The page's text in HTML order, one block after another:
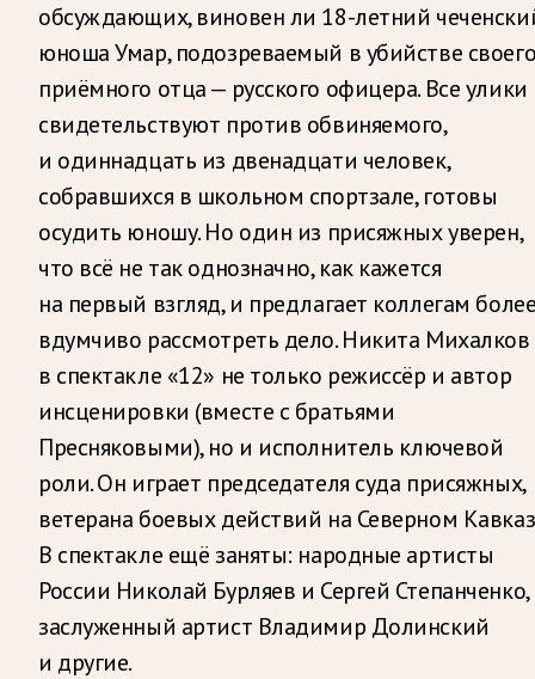
обсуждающих, виновен ли 18-летний
юноша Умар, подозреваемый в убийстве
приёмного отца — русского офицера. Все улики
свидетельствуют против обвиняемого,
и одиннадцать из двенадцати человек,
собравшихся в школьном спортзале, готовы
осудить юношу. Но один из присяжных уверен,
что всё не так однозначно, как кажется
на первый взгляд, и предлагает коллегам
вдумчиво рассмотреть дело. Никита Михалков
в спектакле «12» не только режиссёр и автор
инсценировки (вместе с братьями
Пресняковыми), но и исполнитель ключевой
роли. Он играет председателя суда присяжных,
ветерана боевых действий на Северном
В спектакле ещё заняты: народные артисты
России Николай Бурляев и Сергей Степанченко,
заслуженный артист Владимир Долинский
и другие.